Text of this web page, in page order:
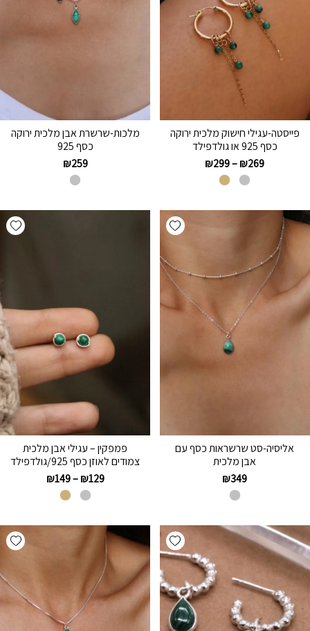
פייסטה-עגילי חישוק מלכית ירוקה
כסף 925 או גולדפילד
₪269
–
₪299
מלכות-שרשרת אבן מלכית ירוקה
כסף 925
₪259
Add wishlist
אליסיה-סט שרשראות כסף עם
אבן מלכית
₪349
פמפקין – עגילי אבן מלכית
צמודים לאוזן כסף 925/גולדפילד
₪129
–
₪149
Add wishlist